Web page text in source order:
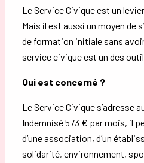
Le Service Civique est un
Mais il est aussi un moyen de
de formation initiale sans
service civique est un des
Qui est concerné ?
Le Service Civique s’adresse
Indemnisé 573 € par mois, il
d’une association, d’un
solidarité, environnement,